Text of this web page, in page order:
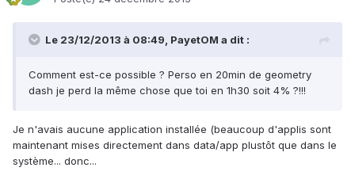
Le 23/12/2013 à 08:49, PayetOM a dit :
Comment est-ce possible ? Perso en 20min de geometry
dash je perd la même chose que toi en 1h30 soit 4% ?!!!
Je n'avais aucune application installée (beaucoup d'applis sont
maintenant mises directement dans data/app plustôt que dans le
système... donc...